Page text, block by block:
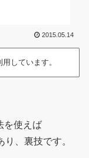
2015.05.14
しています。
を使えば
、裏技です。